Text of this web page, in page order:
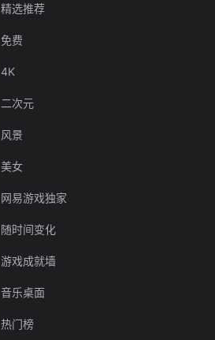
精选推荐
免费
4K
二次元
风景
美女
网易游戏独家
随时间变化
游戏成就墙
音乐桌面
热门榜